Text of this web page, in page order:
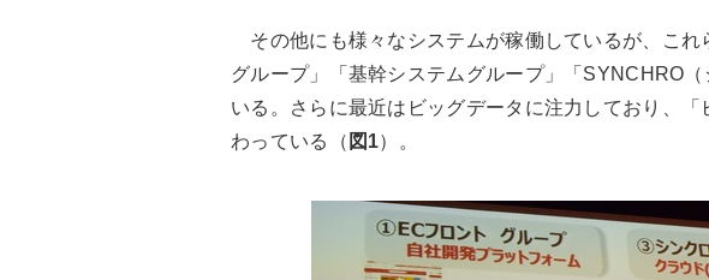
その他にも様々なシステムが稼働しているが、これ
グループ」「基幹システムグループ」「SYNCHRO
いる。さらに最近はビッグデータに注力しており、
わっている（ 図1）。